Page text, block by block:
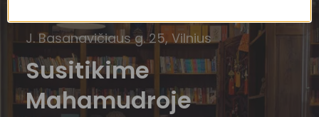
J. Basanavičiaus g. 25, Vilnius
Susitikime
Mahamudroje